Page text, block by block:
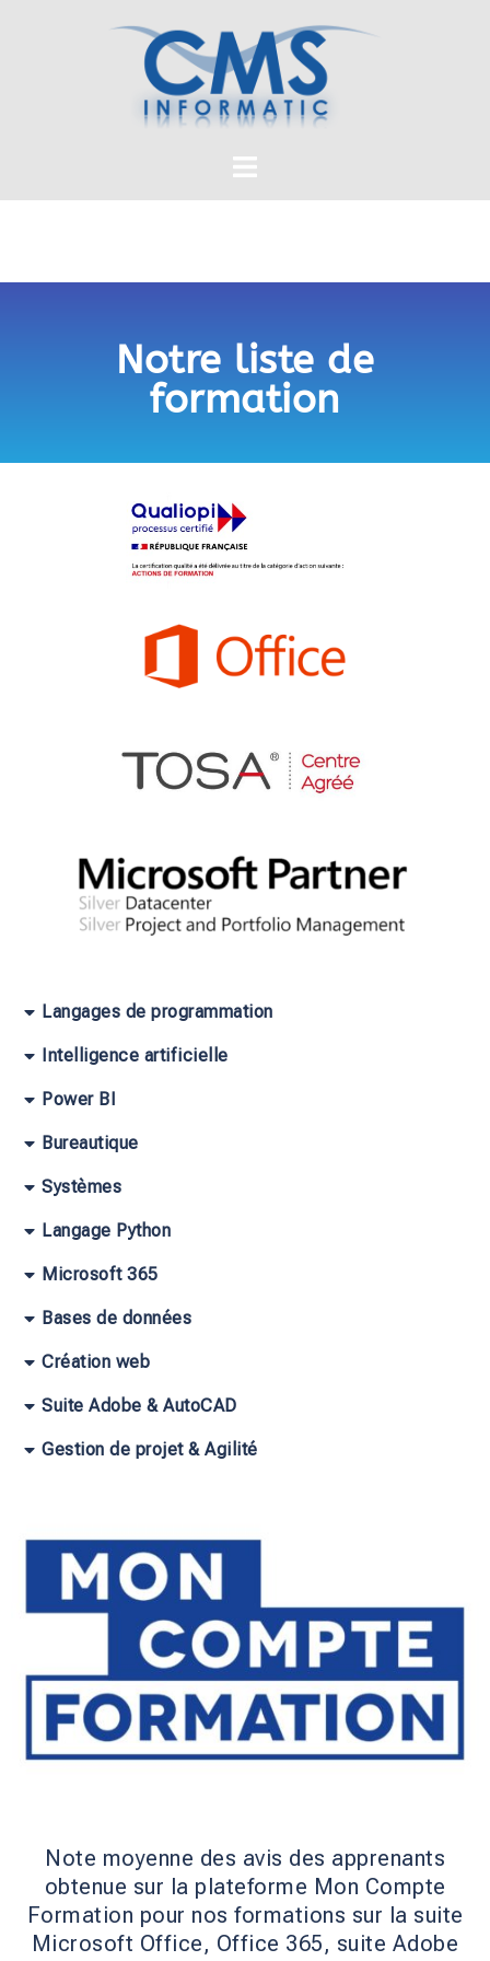
Notre liste de
formation
Langages de programmation
Intelligence artificielle
Power BI
Bureautique
Systèmes
Langage Python
Microsoft 365
Bases de données
Création web
Suite Adobe & AutoCAD
Gestion de projet & Agilité
Note moyenne des avis des apprenants
obtenue sur la plateforme Mon Compte
Formation pour nos formations sur la suite
Microsoft Office, Office 365, suite Adobe